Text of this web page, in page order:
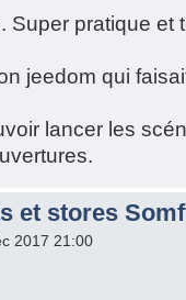
Super pratique et
jeedom qui
lancer les
et stores
2017 21:00